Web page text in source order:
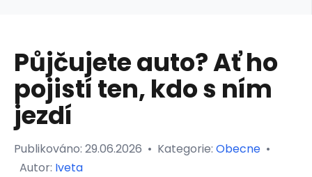
Půjčujete auto? Ať ho
pojistí ten, kdo s ním
jezdí
Publikováno: 29.06.2026 • Kategorie: Obecne •
Autor: Iveta